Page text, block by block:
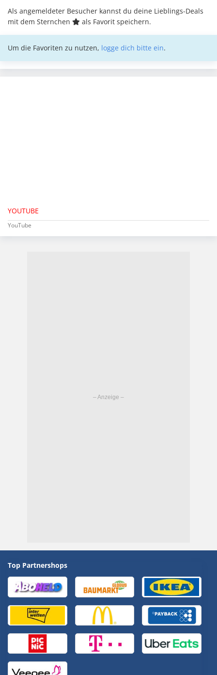
Als angemeldeter Besucher kannst du deine Lieblings-Deals
mit dem Sternchen
als Favorit speichern.
Um die Favoriten zu nutzen, logge dich bitte ein.
YOUTUBE
YouTube
Top Partnershops